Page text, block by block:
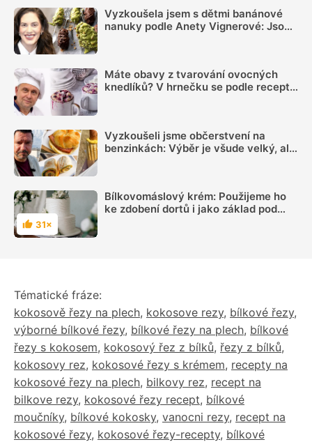
Vyzkoušela jsem s dětmi banánové
nanuky podle Anety Vignerové: Jsou
Máte obavy z tvarování ovocných
knedlíků? V hrnečku se podle receptu
Vyzkoušeli jsme občerstvení na
benzinkách: Výběr je všude velký, ale
Hodnocení
31×
Bílkovomáslový krém: Použijeme ho
ke zdobení dortů i jako základ pod
Tématické fráze:
kokosově řezy na plech, kokosove rezy, bílkové řezy,
výborné bílkové řezy, bílkové řezy na plech, bílkové
řezy s kokosem, kokosový řez z bílků, řezy z bílků,
kokosovy rez, kokosové řezy s krémem, recepty na
kokosové řezy na plech, bilkovy rez, recept na
bilkove rezy, kokosové řezy recept, bílkové
moučníky, bílkové kokosky, vanocni rezy, recept na
kokosové řezy, kokosové řezy-recepty, bílkové